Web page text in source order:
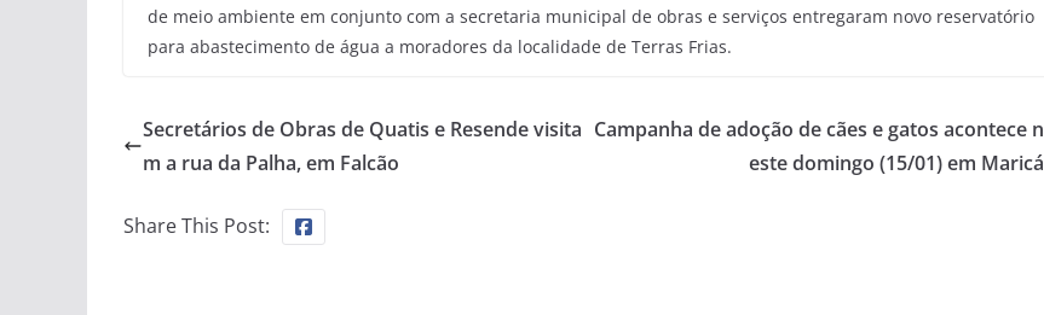
de meio ambiente em conjunto com a secretaria municipal de obras e serviços entregaram novo reservatório
para abastecimento de água a moradores da localidade de Terras Frias.
Secretários de Obras de Quatis e Resende visita
m a rua da Palha, em Falcão
Campanha de adoção de cães e gatos acontece n
este domingo (15/01) em Maricá
Share This Post: